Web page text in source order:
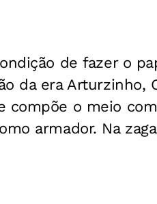
de fazer o
da era Arturzinho,
compõe o meio
armador. Na